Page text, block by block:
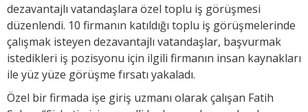
dezavantajlı vatandaşlara özel toplu iş görüşmesi
düzenlendi. 10 firmanın katıldığı toplu iş görüşmelerinde
çalışmak isteyen dezavantajlı vatandaşlar, başvurmak
istedikleri iş pozisyonu için ilgili firmanın insan kaynakları
ile yüz yüze görüşme fırsatı yakaladı.
Özel bir firmada işe giriş uzmanı olarak çalışan Fatih